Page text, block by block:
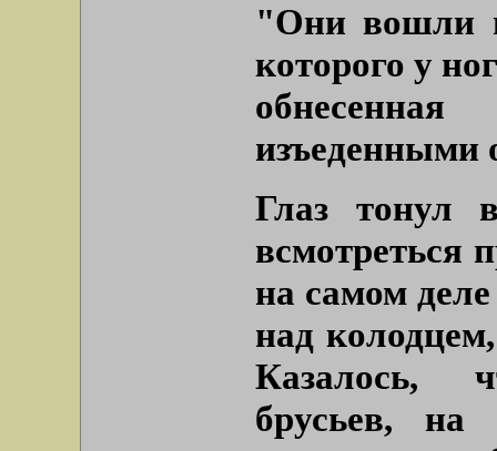
"Они вошли
которого у
изъеденными
Глаз тонул
всмотреться
на самом
над
Казалось,
брусьев, на